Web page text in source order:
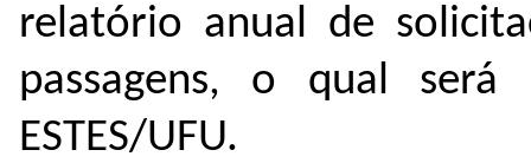
relatório anual de
passagens, o qual será
ESTES/UFU.